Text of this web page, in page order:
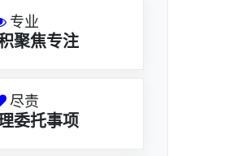
专业
聚焦专注
尽责
委托事项